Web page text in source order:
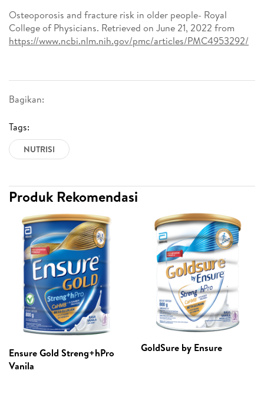
Bagikan:
Tags:
NUTRISI
Osteoporosis and fracture risk in older people- Royal
College of Physicians. Retrieved on June 21, 2022 from
https://www.ncbi.nlm.nih.gov/pmc/articles/PMC4953292/
Produk Rekomendasi
Ensure Gold Streng+hPro
Vanila
GoldSure by Ensure